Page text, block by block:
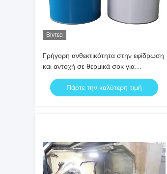
Βίντεο
Γρήγορη ανθεκτικότητα στην εφίδρωση
και αντοχή σε θερμικά σοκ για
ηλεκτρική μόνωση
Πάρτε την καλύτερη τιμή